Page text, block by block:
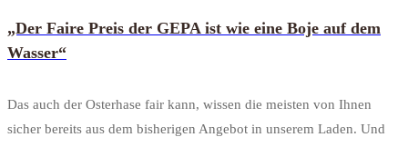
„Der Faire Preis der GEPA ist wie eine Boje auf dem
Wasser“
Das auch der Osterhase fair kann, wissen die meisten von Ihnen
sicher bereits aus dem bisherigen Angebot in unserem Laden. Und